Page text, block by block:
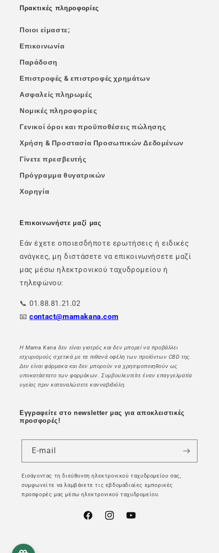
Πρακτικές πληροφορίες
Ποιοι είμαστε;
Επικοινωνία
Παράδοση
Επιστροφές & επιστροφές χρημάτων
Ασφαλείς πληρωμές
Νομικές πληροφορίες
Γενικοί όροι και προϋποθέσεις πώλησης
Χρήση & Προστασία Προσωπικών Δεδομένων
Γίνετε πρεσβευτής
Πρόγραμμα θυγατρικών
Χορηγία
Επικοινωνήστε μαζί μας
Εάν έχετε οποιεσδήποτε ερωτήσεις ή ειδικές
ανάγκες, μη διστάσετε να επικοινωνήσετε μαζί
μας μέσω ηλεκτρονικού ταχυδρομείου ή
τηλεφώνου:
📞 01.88.81.21.02
📧contact@mamakana.com
Η Mama Kana δεν είναι γιατρός και δεν μπορεί να προβάλλει
ισχυρισμούς σχετικά με τα πιθανά οφέλη των προϊόντων CBD της.
Δεν είναι φάρμακα και δεν μπορούν να χρησιμοποιηθούν ως
υποκατάστατο των φαρμάκων. Συμβουλευτείτε έναν επαγγελματία
υγείας πριν καταναλώσετε κανναβιδιόλη.
Εγγραφείτε στο newsletter μας για αποκλειστικές
προσφορές!
E-mail
Εισάγοντας τη διεύθυνση ηλεκτρονικού ταχυδρομείου σας,
συμφωνείτε να λαμβάνετε τις εβδομαδιαίες εμπορικές
προσφορές μας μέσω ηλεκτρονικού ταχυδρομείου.
FacebookInstagramYouTube